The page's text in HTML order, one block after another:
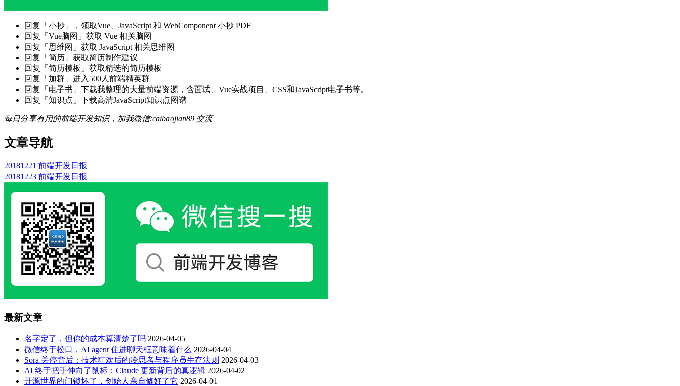
回复「小抄」，领取Vue、JavaScript 和 WebComponent 小抄 PDF
回复「Vue脑图」获取 Vue 相关脑图
回复「思维图」获取 JavaScript 相关思维图
回复「简历」获取简历制作建议
回复「简历模板」获取精选的简历模板
回复「加群」进入500人前端精英群
回复「电子书」下载我整理的大量前端资源，含面试、Vue实战项目、CSS和JavaScript电子书等。
回复「知识点」下载高清JavaScript知识点图谱
每日分享有用的前端开发知识，加我微信:caibaojian89 交流
文章导航
20181221 前端开发日报
20181223 前端开发日报
最新文章
名字定了，但你的成本算清楚了吗 2026-04-05
微信终于松口，AI agent 住进聊天框意味着什么 2026-04-04
Sora 关停背后：技术狂欢后的冷思考与程序员生存法则 2026-04-03
AI 终于把手伸向了鼠标：Claude 更新背后的真逻辑 2026-04-02
开源世界的门锁坏了，创始人亲自修好了它 2026-04-01